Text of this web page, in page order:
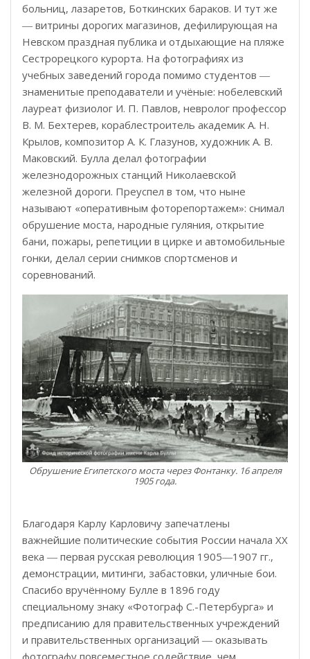
больниц, лазаретов, Боткинских бараков. И тут же
― витрины дорогих магазинов, дефилирующая на
Невском праздная публика и отдыхающие на пляже
Сестрорецкого курорта. На фотографиях из
учебных заведений города помимо студентов ―
знаменитые преподаватели и учёные: нобелевский
лауреат физиолог И. П. Павлов, невролог профессор
В. М. Бехтерев, кораблестроитель академик А. Н.
Крылов, композитор А. К. Глазунов, художник А. В.
Маковский. Булла делал фотографии
железнодорожных станций Николаевской
железной дороги. Преуспел в том, что ныне
называют «оперативным фоторепортажем»: снимал
обрушение моста, народные гуляния, открытие
бани, пожары, репетиции в цирке и автомобильные
гонки, делал серии снимков спортсменов и
соревнований.
Обрушение Египетского моста через Фонтанку. 16 апреля
1905 года.
Благодаря Карлу Карловичу запечатлены
важнейшие политические события России начала XX
века ― первая русская революция 1905―1907 гг.,
демонстрации, митинги, забастовки, уличные бои.
Спасибо вручённому Булле в 1896 году
специальному знаку «Фотограф С.-Петербурга» и
предписанию для правительственных учреждений
и правительственных организаций ― оказывать
фотографу повсеместное содействие, чем